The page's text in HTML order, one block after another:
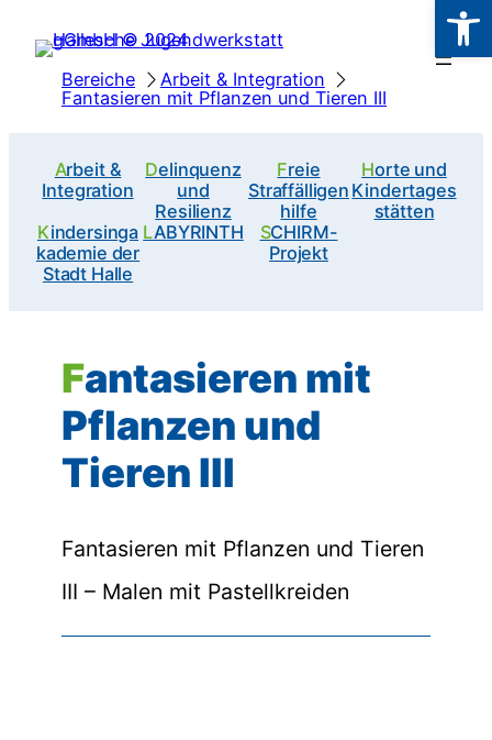
Zum
springen
Bereiche
Arbeit & Integration
Fantasieren mit Pflanzen und Tieren III
Arbeit &
Integration
Delinquenz
und
Resilienz
Freie
Straffälligen
hilfe
Horte und
Kindertages
stätten
Kindersinga
kademie der
Stadt Halle
LABYRINTH
SCHIRM-
Projekt
Fantasieren mit
Pflanzen und
Tieren III
Fantasieren mit Pflanzen und Tieren
III – Malen mit Pastellkreiden